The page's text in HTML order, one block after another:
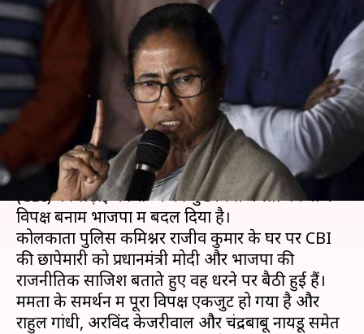
जानें क्यों केंद्र सरकार के खिलाफ
धरने पर बैठीं पश्चिम बंगाल की
मुख्यमंत्री ममता बनर्जी
Feb 04, 2019 12:16 pm
क्या है खबर?
पश्चिम बंगाल में कोलकाता पुलिस और केंद्रीय जांच ब्यूरो
(CBI) की लड़ाई को राज्य की मुख्यमंत्री ममता बनर्जी ने
विपक्ष बनाम भाजपा में बदल दिया है।
कोलकाता पुलिस कमिश्नर राजीव कुमार के घर पर CBI
की छापेमारी को प्रधानमंत्री मोदी और भाजपा की
राजनीतिक साजिश बताते हुए वह धरने पर बैठी हुई हैं।
ममता के समर्थन में पूरा विपक्ष एकजुट हो गया है और
राहुल गांधी, अरविंद केजरीवाल और चंद्रबाबू नायडू समेत